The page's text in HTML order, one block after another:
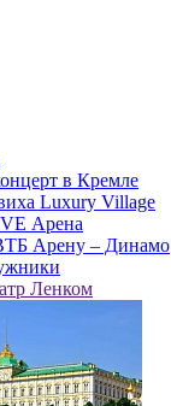
в Кремле
Luxury Village
Арена
Арену – Динамо
Ленком